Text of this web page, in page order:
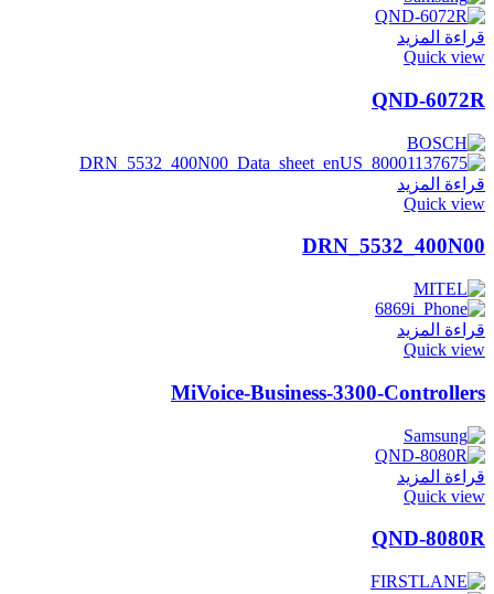
قراءة المزيد
Quick view
QND-6072R
قراءة المزيد
Quick view
DRN_5532_400N00
قراءة المزيد
Quick view
MiVoice-Business-3300-Controllers
قراءة المزيد
Quick view
QND-8080R